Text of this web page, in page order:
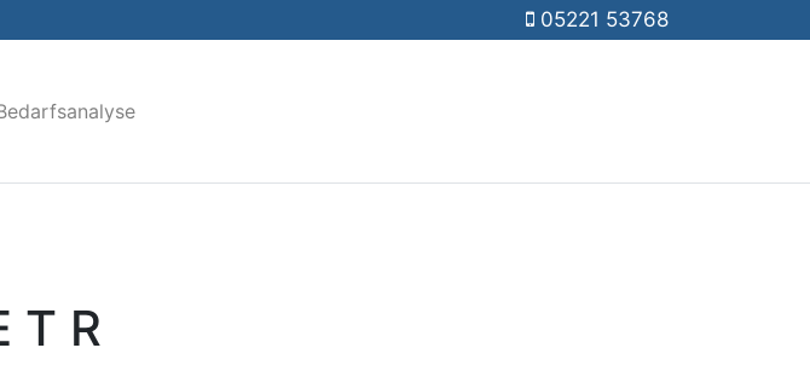
05221 53768
T R